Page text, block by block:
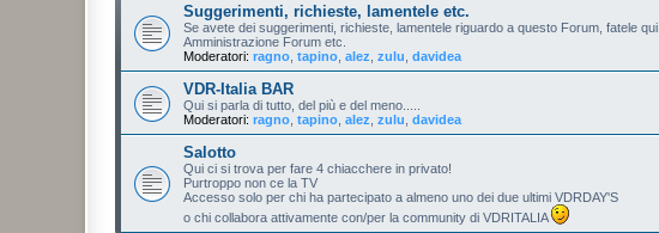
Suggerimenti, richieste, lamentele etc.
Se avete dei suggerimenti, richieste, lamentele riguardo a questo Forum, fatele qui.
Amministrazione Forum etc.
Moderatori: ragno tapino alez zulu davidea
VDR-Italia BAR
Qui si parla di tutto, del più e del meno.....
Moderatori: ragno tapino alez zulu davidea
Salotto
Qui ci si trova per fare 4 chiacchere in privato!
Purtroppo non ce la TV
Accesso solo per chi ha partecipato a almeno uno dei due ultimi VDRDAY'S
o chi collabora attivamente con/per la community di VDRITALIA